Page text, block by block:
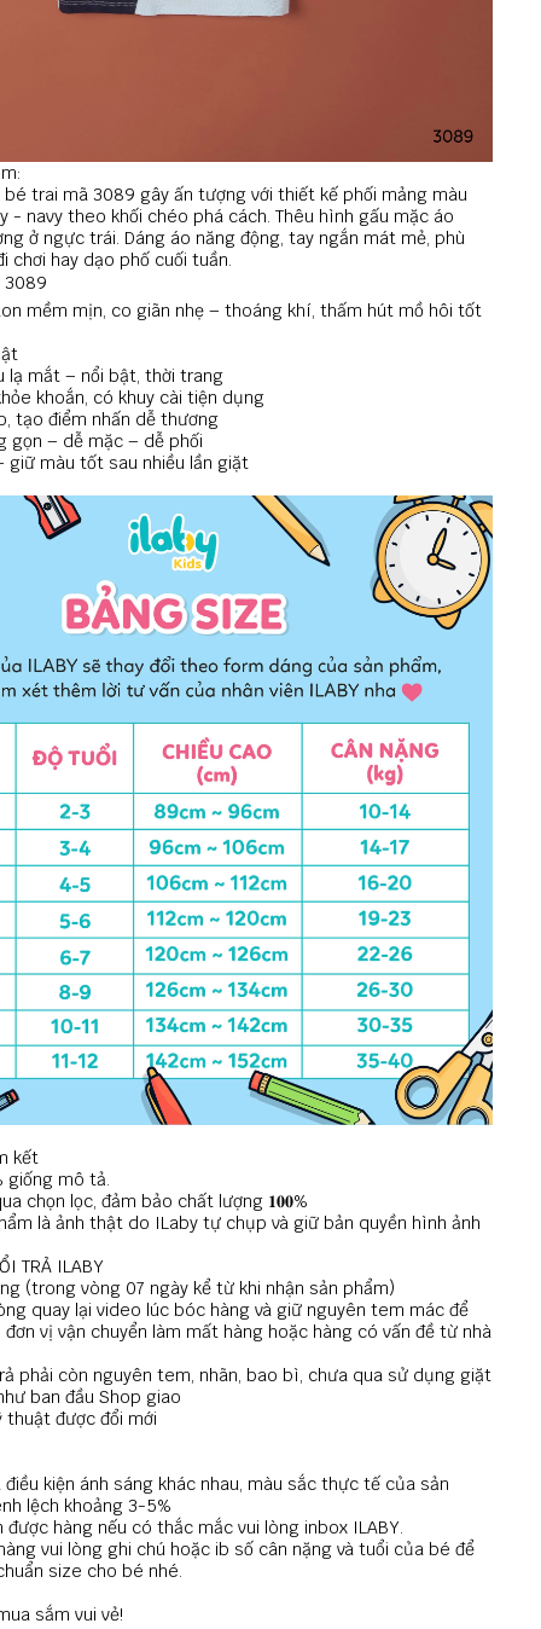
bé trai mã 3089 gây ấn tượng với thiết kế phối mảng màu
- navy theo khối chéo phá cách. Thêu hình gấu mặc áo
ở ngực trái. Dáng áo năng động, tay ngắn mát mẻ, phù
chơi hay dạo phố cuối tuần.
3089
mềm mịn, co giãn nhẹ – thoáng khí, thấm hút mồ hôi tốt
lạ mắt – nổi bật, thời trang
khoắn, có khuy cài tiện dụng
tạo điểm nhấn dễ thương
gọn – dễ mặc – dễ phối
giữ màu tốt sau nhiều lần giặt
kết
giống mô tả.
chọn lọc, đảm bảo chất lượng 𝟏𝟎𝟎%
là ảnh thật do ILaby tự chụp và giữ bản quyền hình ảnh
TRẢ ILABY
(trong vòng 07 ngày kể từ khi nhận sản phẩm)
quay lại video lúc bóc hàng và giữ nguyên tem mác để
vị vận chuyển làm mất hàng hoặc hàng có vấn đề từ nhà
phải còn nguyên tem, nhãn, bao bì, chưa qua sử dụng giặt
ban đầu Shop giao
thuật được đổi mới
kiện ánh sáng khác nhau, màu sắc thực tế của sản
lệch khoảng 3-5%
được hàng nếu có thắc mắc vui lòng inbox ILABY.
vui lòng ghi chú hoặc ib số cân nặng và tuổi của bé để
size cho bé nhé.
sắm vui vẻ!